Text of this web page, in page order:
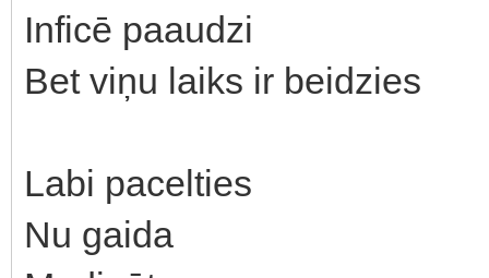
Inficē paaudzi
Bet viņu laiks ir beidzies
Labi pacelties
Nu gaida